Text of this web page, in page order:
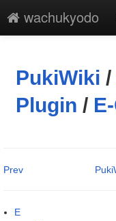
wachukyodo
添付
凍結解除
PukiWiki /
Plugin /
Prev
E